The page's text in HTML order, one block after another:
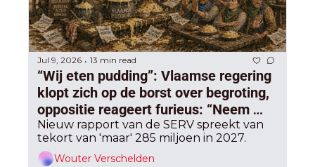
Jul 9, 2026 • 13 min read
“Wij eten pudding”: Vlaamse regering
klopt zich op de borst over begroting,
oppositie reageert furieus: “Neem
ontslag, dit is de waanzin voorbij”
Nieuw rapport van de SERV spreekt van
tekort van 'maar' 285 miljoen in 2027.
Wouter Verschelden